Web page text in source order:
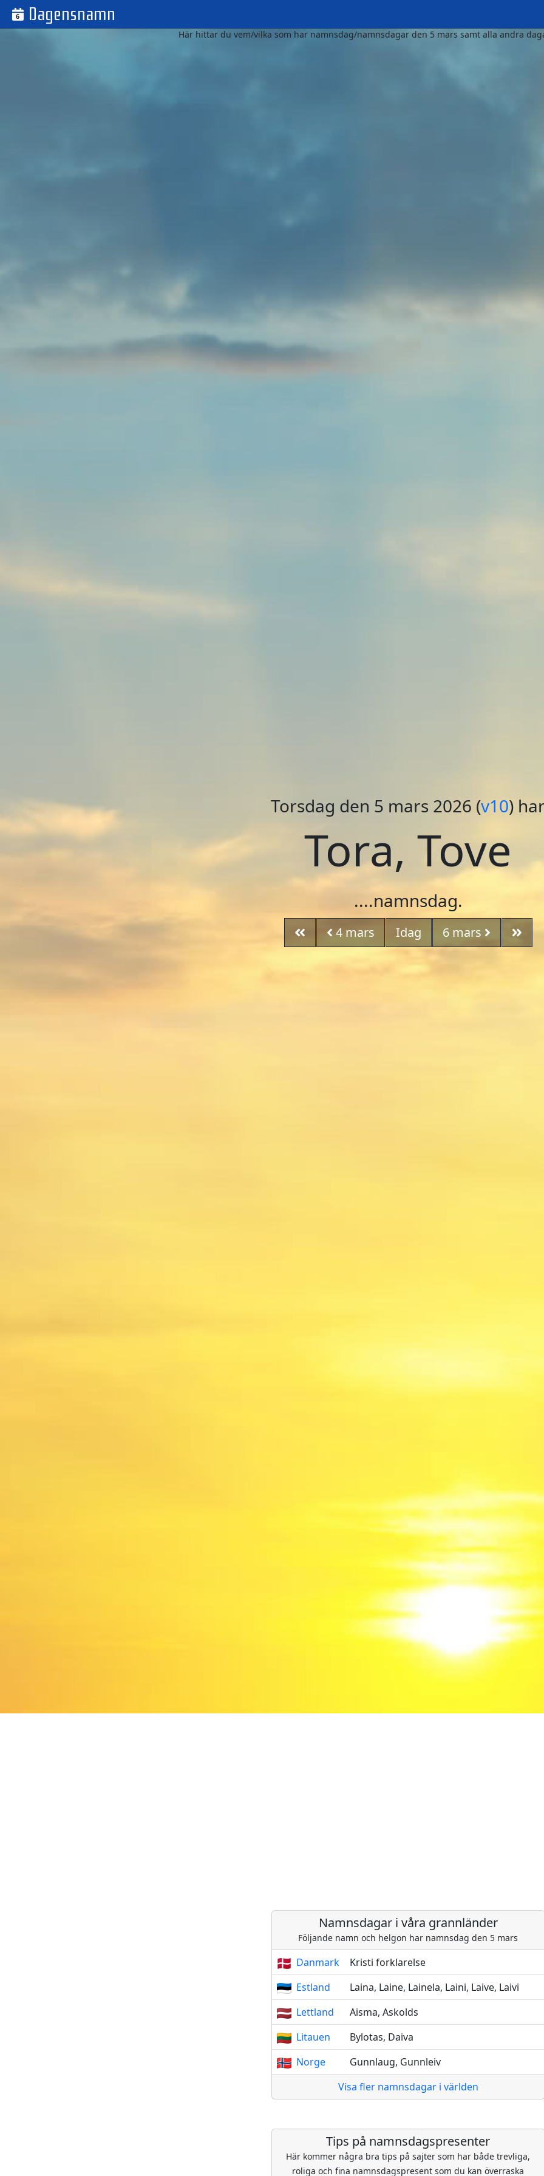
6 Dagensnamn
Här hittar du vem/vilka som har namnsdag/namnsdagar den 5 mars samt alla andra
Torsdag den 5 mars 2026 (v10)
Tora, Tove
....namnsdag.
4 mars Idag 6 mars
Namnsdagar i våra grannländer
Följande namn och helgon har namnsdag den 5 mars
Danmark
Kristi forklarelse
Estland
Laina, Laine, Lainela, Laini, Laive, Laivi
Lettland
Aisma, Askolds
Litauen
Bylotas, Daiva
Norge
Gunnlaug, Gunnleiv
Visa fler namnsdagar i världen
Tips på namnsdagspresenter
Här kommer några bra tips på sajter som har både trevliga,
roliga och fina namnsdagspresent som du kan överraska